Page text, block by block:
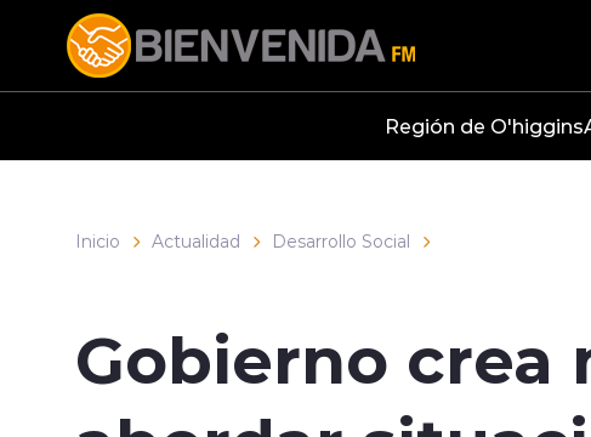
Click acá para ir directamente al contenido
Región de O'higgins
Inicio Actualidad Desarrollo Social
Gobierno